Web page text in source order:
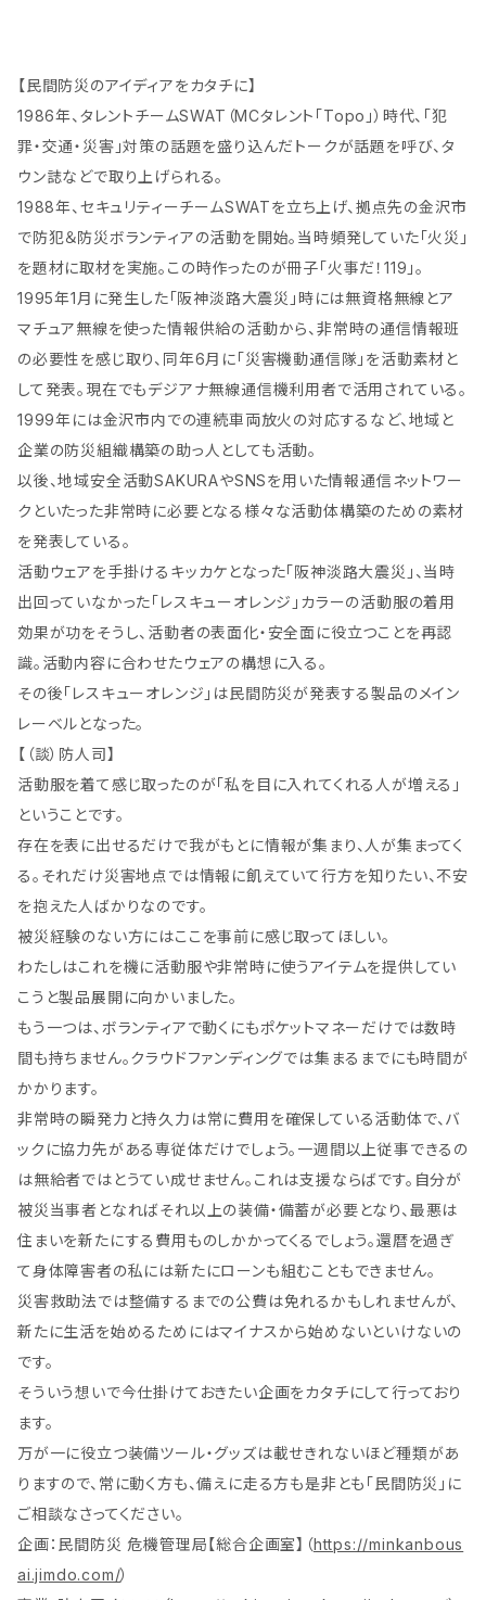
【民間防災のアイディアをカタチに】
1986年、タレントチームSWAT（MCタレント「Topo」）時代、「犯
罪・交通・災害」対策の話題を盛り込んだトークが話題を呼び、タ
ウン誌などで取り上げられる。
1988年、セキュリティーチームSWATを立ち上げ、拠点先の金沢市
で防犯＆防災ボランティアの活動を開始。当時頻発していた「火災」
を題材に取材を実施。この時作ったのが冊子「火事だ！119」。
1995年1月に発生した「阪神淡路大震災」時には無資格無線とア
マチュア無線を使った情報供給の活動から、非常時の通信情報班
の必要性を感じ取り、同年6月に「災害機動通信隊」を活動素材と
して発表。現在でもデジアナ無線通信機利用者で活用されている。
1999年には金沢市内での連続車両放火の対応するなど、地域と
企業の防災組織構築の助っ人としても活動。
以後、地域安全活動SAKURAやSNSを用いた情報通信ネットワー
クといたった非常時に必要となる様々な活動体構築のための素材
を発表している。
活動ウェアを手掛けるキッカケとなった「阪神淡路大震災」、当時
出回っていなかった「レスキューオレンジ」カラーの活動服の着用
効果が功をそうし、活動者の表面化・安全面に役立つことを再認
識。活動内容に合わせたウェアの構想に入る。
その後「レスキューオレンジ」は民間防災が発表する製品のメイン
レーベルとなった。
【（談）防人司】
活動服を着て感じ取ったのが「私を目に入れてくれる人が増える」
ということです。
存在を表に出せるだけで我がもとに情報が集まり、人が集まってく
る。それだけ災害地点では情報に飢えていて行方を知りたい、不安
を抱えた人ばかりなのです。
被災経験のない方にはここを事前に感じ取ってほしい。
わたしはこれを機に活動服や非常時に使うアイテムを提供してい
こうと製品展開に向かいました。
もう一つは、ボランティアで動くにもポケットマネーだけでは数時
間も持ちません。クラウドファンディングでは集まるまでにも時間が
かかります。
非常時の瞬発力と持久力は常に費用を確保している活動体で、バ
ックに協力先がある専従体だけでしょう。一週間以上従事できるの
は無給者ではとうてい成せません。これは支援ならばです。自分が
被災当事者となればそれ以上の装備・備蓄が必要となり、最悪は
住まいを新たにする費用ものしかかってくるでしょう。還暦を過ぎ
て身体障害者の私には新たにローンも組むこともできません。
災害救助法では整備するまでの公費は免れるかもしれませんが、
新たに生活を始めるためにはマイナスから始めないといけないの
です。
そういう想いで今仕掛けておきたい企画をカタチにして行っており
ます。
万が一に役立つ装備ツール・グッズは載せきれないほど種類があ
りますので、常に動く方も、備えに走る方も是非とも「民間防災」に
ご相談なさってください。
企画：民間防災 危機管理局【総合企画室】（https://minkanbous
ai.jimdo.com/）